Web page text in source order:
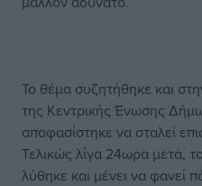
Το θέμα συζητήθηκε και
της Κεντρικής Ένωσης
αποφασίστηκε να σταλεί
Τελικώς λίγα 24ωρα μετά,
λύθηκε και μένει να φανεί